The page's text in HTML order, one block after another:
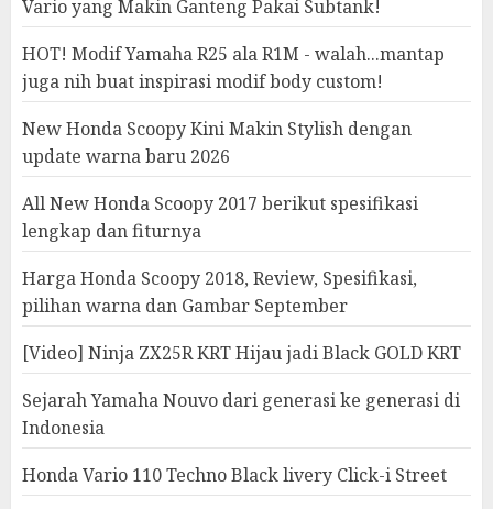
Vario yang Makin Ganteng Pakai Subtank!
HOT! Modif Yamaha R25 ala R1M - walah...mantap
juga nih buat inspirasi modif body custom!
New Honda Scoopy Kini Makin Stylish dengan
update warna baru 2026
All New Honda Scoopy 2017 berikut spesifikasi
lengkap dan fiturnya
Harga Honda Scoopy 2018, Review, Spesifikasi,
pilihan warna dan Gambar September
[Video] Ninja ZX25R KRT Hijau jadi Black GOLD KRT
Sejarah Yamaha Nouvo dari generasi ke generasi di
Indonesia
Honda Vario 110 Techno Black livery Click-i Street